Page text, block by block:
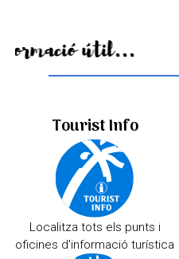
Informació útil...
Tourist Info
Localitza tots els punts i
oficines d'informació turística